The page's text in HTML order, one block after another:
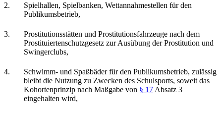
2.
Spielhallen, Spielbanken, Wettannahmestellen für den
Publikumsbetrieb,
3.
Prostitutionsstätten und Prostitutionsfahrzeuge nach dem
Prostituiertenschutzgesetz zur Ausübung der Prostitution und
Swingerclubs,
4.
Schwimm- und Spaßbäder für den Publikumsbetrieb, zulässig
bleibt die Nutzung zu Zwecken des Schulsports, soweit das
Kohortenprinzip nach Maßgabe von § 17 Absatz 3
eingehalten wird,